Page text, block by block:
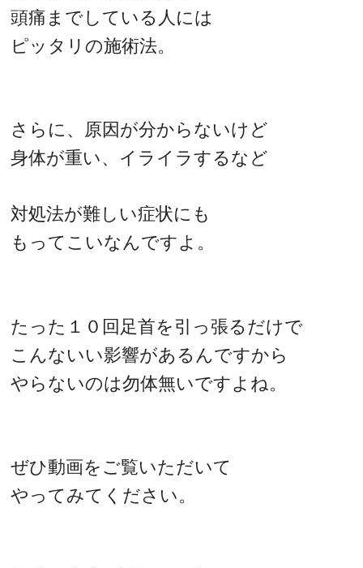
頭痛までしている人には
ピッタリの施術法。
さらに、原因が分からないけど
身体が重い、イライラするなど
対処法が難しい症状にも
もってこいなんですよ。
たった１０回足首を引っ張るだけで
こんないい影響があるんですから
やらないのは勿体無いですよね。
ぜひ動画をご覧いただいて
やってみてください。